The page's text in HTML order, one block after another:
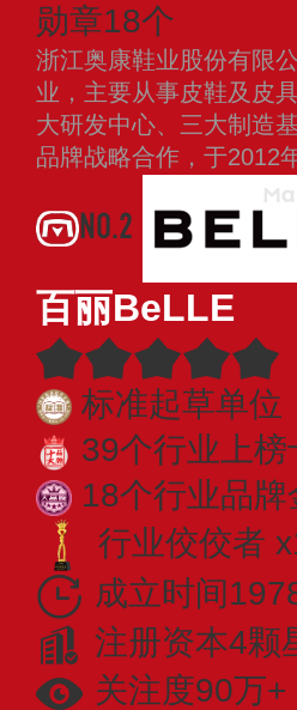
勋章18个
浙江奥康鞋业股份有限
业，主要从事皮鞋及皮
大研发中心、三大制造
品牌战略合作，于2012
NO.2
百丽BeLLE
标准起草单位
39个行业上榜
18个行业品牌
行业佼佼者
成立时间
注册资本4颗
关注度90万+